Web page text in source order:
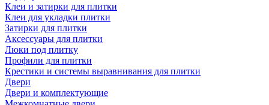
Клеи и затирки для плитки
Клеи для укладки плитки
Затирки для плитки
Аксессуары для плитки
Люки под плитку
Профили для плитки
Крестики и системы выравнивания для плитки
Двери
Двери и комплектующие